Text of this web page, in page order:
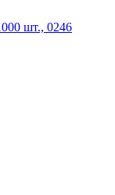
шт., 0246